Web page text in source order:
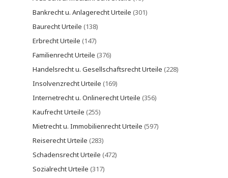
Bankrecht u. Anlagerecht Urteile (301)
Baurecht Urteile (138)
Erbrecht Urteile (147)
Familienrecht Urteile (376)
Handelsrecht u. Gesellschaftsrecht Urteile (228)
Insolvenzrecht Urteile (169)
Internetrecht u. Onlinerecht Urteile (356)
Kaufrecht Urteile (255)
Mietrecht u. Immobilienrecht Urteile (597)
Reiserecht Urteile (283)
Schadensrecht Urteile (472)
Sozialrecht Urteile (317)